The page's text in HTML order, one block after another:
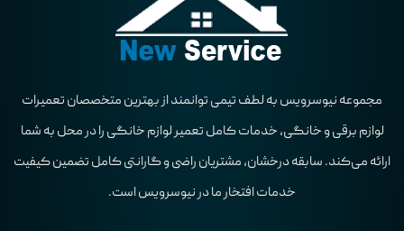
مجموعه نیوسرویس به لطف تیمی توانمند از بهترین متخصصان تعمیرات
لوازم برقی و خانگی، خدمات کامل تعمیر لوازم خانگی را در محل به شما
ارائه می‌کند. سابقه درخشان، مشتریان راضی و گارانتی کامل تضمین کیفیت
خدمات افتخار ما در نیوسرویس است.